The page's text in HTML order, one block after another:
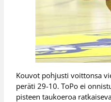
Kouvot pohjusti voittonsa
peräti 29-10. ToPo ei
pisteen taukoeroa